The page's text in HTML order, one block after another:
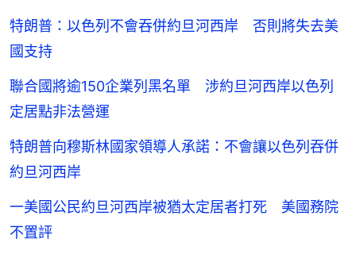
特朗普：以色列不會吞併約旦河西岸 否則將失去美
國支持
聯合國將逾150企業列黑名單 涉約旦河西岸以色列
定居點非法營運
特朗普向穆斯林國家領導人承諾：不會讓以色列吞併
約旦河西岸
一美國公民約旦河西岸被猶太定居者打死 美國務院
不置評